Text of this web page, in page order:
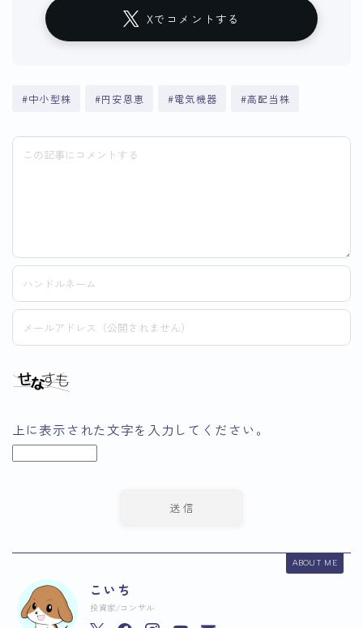
Xでコメントする
#中小型株 #円安恩恵 #電気機器 #高配当株
上に表示された文字を入力してください。
ABOUT ME
こいち
投資家/コンサル